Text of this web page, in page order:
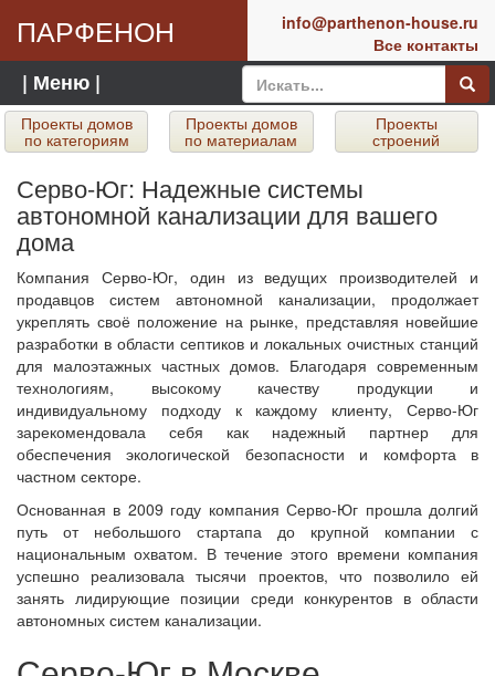
ПАРФЕНОН
info@parthenon-house.ru
Все контакты
| Меню |
Проекты домов
по категориям
Проекты домов
по материалам
Проекты
строений
Серво-Юг: Надежные системы
автономной канализации для вашего
дома
Компания Серво-Юг, один из ведущих производителей и
продавцов систем автономной канализации, продолжает
укреплять своё положение на рынке, представляя новейшие
разработки в области септиков и локальных очистных станций
для малоэтажных частных домов. Благодаря современным
технологиям, высокому качеству продукции и
индивидуальному подходу к каждому клиенту, Серво-Юг
зарекомендовала себя как надежный партнер для
обеспечения экологической безопасности и комфорта в
частном секторе.
Основанная в 2009 году компания Серво-Юг прошла долгий
путь от небольшого стартапа до крупной компании с
национальным охватом. В течение этого времени компания
успешно реализовала тысячи проектов, что позволило ей
занять лидирующие позиции среди конкурентов в области
автономных систем канализации.